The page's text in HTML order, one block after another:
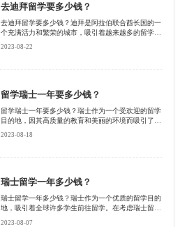
去迪拜留学要多少钱？
去迪拜留学要多少钱？迪拜是阿拉伯联合酋长国的一
个充满活力和繁荣的城市，吸引着越来越多的留学生
2023-08-22
留学瑞士一年要多少钱？
留学瑞士一年要多少钱？瑞士作为一个受欢迎的留学
目的地，因其高质量的教育和美丽的环境而吸引了许
2023-08-18
瑞士留学一年多少钱？
瑞士留学一年多少钱？瑞士作为一个优质的留学目的
地，吸引着全球许多学生前往留学。在考虑瑞士留学
2023-08-07